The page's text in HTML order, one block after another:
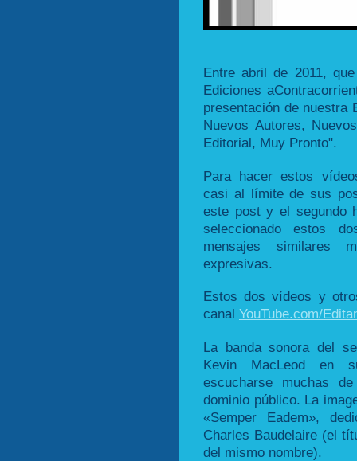
Entre abril de 2011,
Ediciones
presentación de nuestra
Nuevos Autores,
Editorial, Muy Pronto".
Para hacer estos
casi al límite de sus
este post y el segundo
seleccionado estos
mensajes similares
expresivas.
Estos dos vídeos y
canal YouTube.com/
La banda sonora del
Kevin MacLeod
escucharse muchas
dominio público. La
«Semper Eadem»,
Charles Baudelaire (el
del mismo nombre).